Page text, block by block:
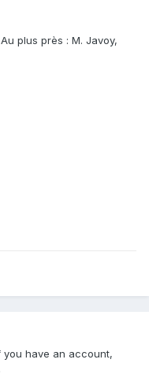
plus près : M. Javoy,
you have an account,